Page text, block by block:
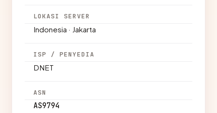
LOKASI SERVER
Indonesia · Jakarta
ISP / PENYEDIA
DNET
ASN
AS9794